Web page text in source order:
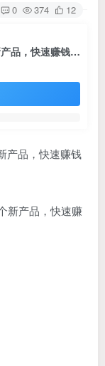
0 374 12
众筹式发售落地套装，通过众筹制造一个新产品，快速赚钱必备
产品，快速赚钱